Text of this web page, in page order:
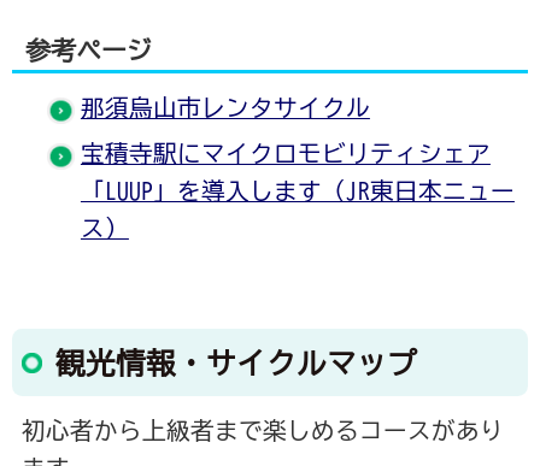
参考ページ
那須烏山市レンタサイクル
宝積寺駅にマイクロモビリティシェア
「LUUP」を導入します（JR東日本ニュー
ス）
観光情報・サイクルマップ
初心者から上級者まで楽しめるコースがあり